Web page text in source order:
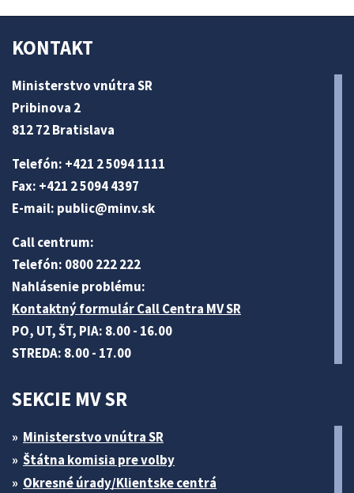
KONTAKT
Ministerstvo vnútra SR
Pribinova 2
812 72 Bratislava
Telefón: +421 2 5094 1111
Fax: +421 2 5094 4397
E-mail: public@minv.sk
Call centrum:
Telefón: 0800 222 222
Nahlásenie problému:
Kontaktný formulár Call Centra MV SR
PO, UT, ŠT, PIA: 8.00 - 16.00
STREDA: 8.00 - 17.00
SEKCIE MV SR
Ministerstvo vnútra SR
Štátna komisia pre volby
Okresné úrady/Klientske centrá